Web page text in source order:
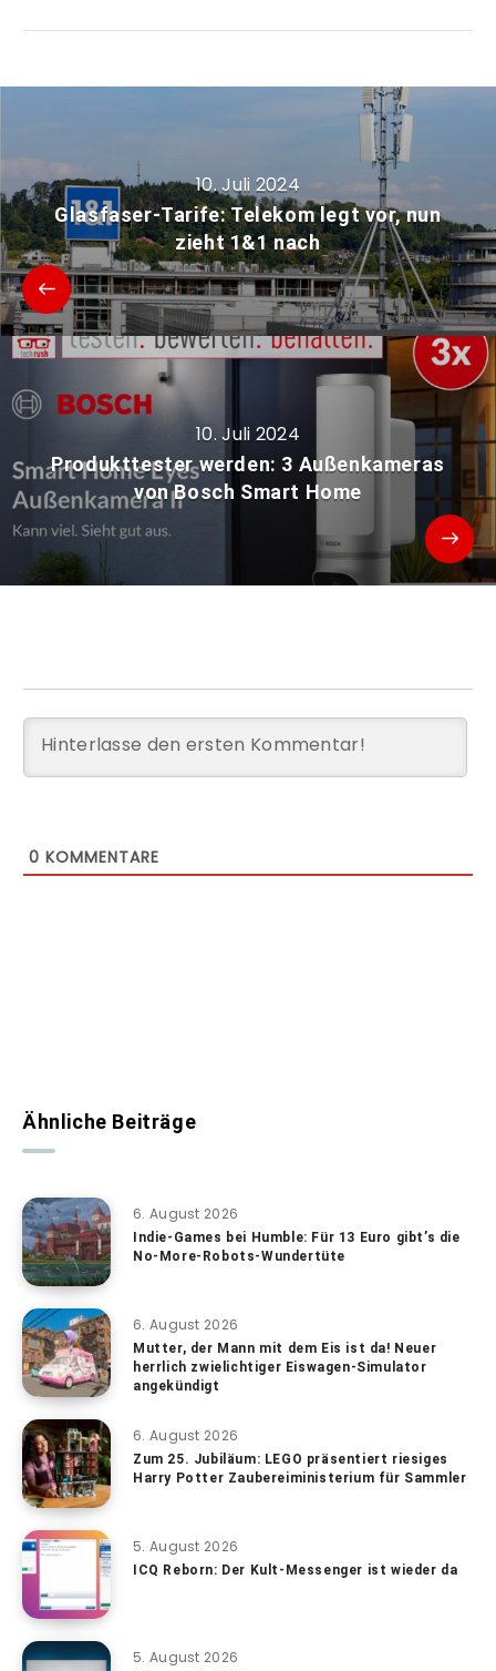
10. Juli 2024
Glasfaser-Tarife: Telekom legt vor, nun
zieht 1&1 nach
10. Juli 2024
Produkttester werden: 3 Außenkameras
von Bosch Smart Home
0 KOMMENTARE
Ähnliche Beiträge
6. August 2026
Indie-Games bei Humble: Für 13 Euro gibt’s die
No-More-Robots-Wundertüte
6. August 2026
Mutter, der Mann mit dem Eis ist da! Neuer
herrlich zwielichtiger Eiswagen-Simulator
angekündigt
6. August 2026
Zum 25. Jubiläum: LEGO präsentiert riesiges
Harry Potter Zaubereiministerium für Sammler
5. August 2026
ICQ Reborn: Der Kult-Messenger ist wieder da
5. August 2026